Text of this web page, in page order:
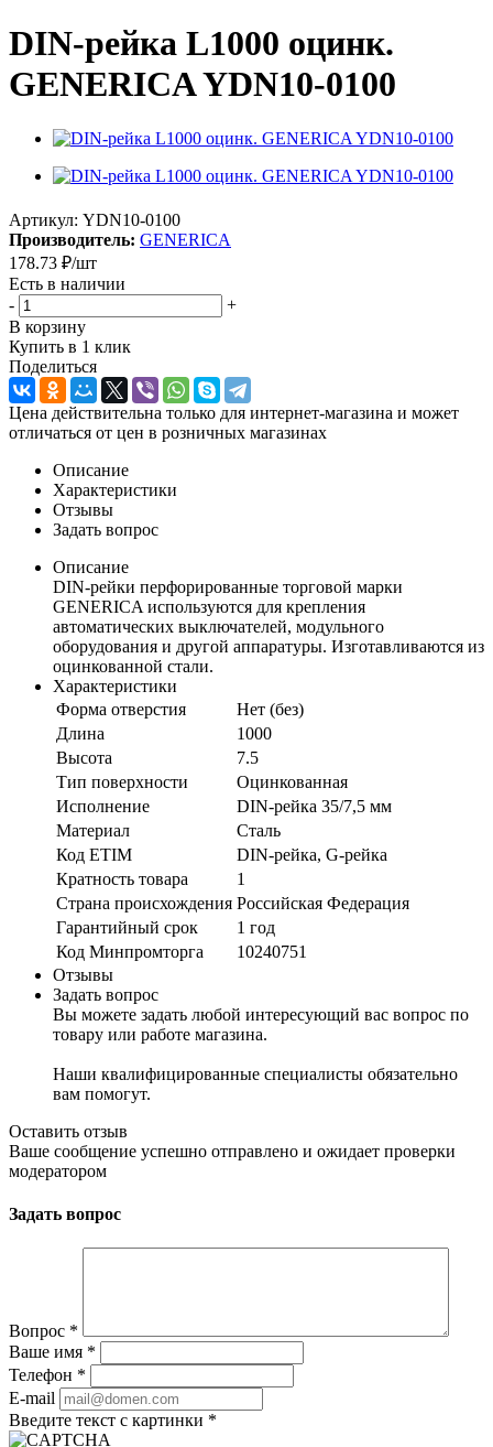
DIN-рейка L1000 оцинк.
GENERICA YDN10-0100
Артикул: YDN10-0100
Производитель: GENERICA
178.73 ₽/шт
Есть в наличии
-
+
В корзину
Купить в 1 клик
Поделиться
Цена действительна только для интернет-магазина и может
отличаться от цен в розничных магазинах
Описание
Характеристики
Отзывы
Задать вопрос
Описание
DIN-рейки перфорированные торговой марки
GENERICA используются для крепления
автоматических выключателей, модульного
оборудования и другой аппаратуры. Изготавливаются из
оцинкованной стали.
Характеристики
Форма отверстия
Нет (без)
Длина
1000
Высота
7.5
Тип поверхности
Оцинкованная
Исполнение
DIN-рейка 35/7,5 мм
Материал
Сталь
Код ETIM
DIN-рейка, G-рейка
Кратность товара
1
Страна происхождения Российская Федерация
Гарантийный срок
1 год
Код Минпромторга
10240751
Отзывы
Задать вопрос
Вы можете задать любой интересующий вас вопрос по
товару или работе магазина.
Наши квалифицированные специалисты обязательно
вам помогут.
Оставить отзыв
Ваше сообщение успешно отправлено и ожидает проверки
модератором
Задать вопрос
Вопрос *
Ваше имя *
Телефон *
E-mail
Введите текст с картинки *